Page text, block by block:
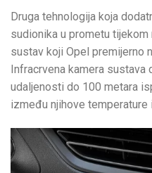
Druga tehnologija koja
sudionika u prometu
sustav koji Opel premijerno
Infracrvena kamera
udaljenosti do 100 metara
između njihove temperature